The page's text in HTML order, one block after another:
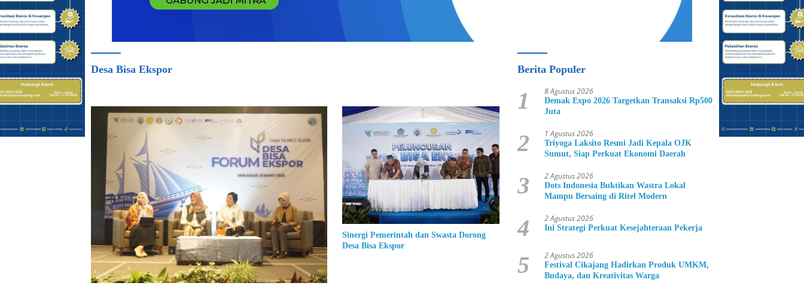
Desa Bisa Ekspor
Sinergi Pemerintah dan Swasta Dorong
Desa Bisa Ekspor
Berita Populer
1 8 Agustus 2026
Demak Expo 2026 Targetkan Transaksi Rp500
Juta
2 1 Agustus 2026
Triyoga Laksito Resmi Jadi Kepala OJK
Sumut, Siap Perkuat Ekonomi Daerah
3 2 Agustus 2026
Dots Indonesia Buktikan Wastra Lokal
Mampu Bersaing di Ritel Modern
4 2 Agustus 2026
Ini Strategi Perkuat Kesejahteraan Pekerja
5 2 Agustus 2026
Festival Cikajang Hadirkan Produk UMKM,
Budaya, dan Kreativitas Warga